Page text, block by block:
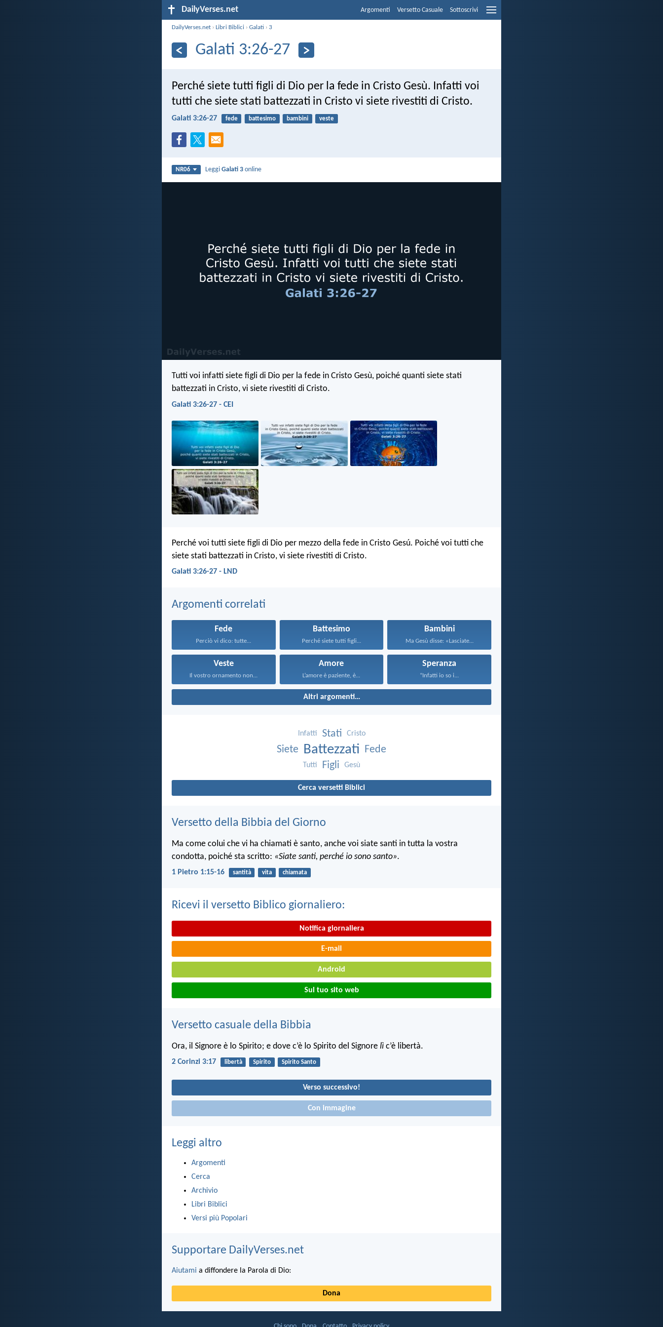
DailyVerses.net Argomenti Versetto Casuale Sottoscrivi
DailyVerses.net ›Libri Biblici ›Galati ›3
Galati 3:26-27
Perché siete tutti figli di Dio per la fede in Cristo Gesù. Infatti voi
tutti che siete stati battezzati in Cristo vi siete rivestiti di Cristo.
Galati 3:26-27 fede battesimo bambini veste
NR06 LeggiGalati 3 online
Tutti voi infatti siete figli di Dio per la fede in Cristo Gesù, poiché quanti siete stati
battezzati in Cristo, vi siete rivestiti di Cristo.
Galati 3:26-27 - CEI
Perché voi tutti siete figli di Dio per mezzo della fede in Cristo Gesú. Poiché voi tutti che
siete stati battezzati in Cristo, vi siete rivestiti di Cristo.
Galati 3:26-27 - LND
Argomenti correlati
Fede
Perciò vi dico: tutte...
Battesimo
Perché siete tutti figli...
Bambini
Ma Gesù disse: «Lasciate...
Veste
Il vostro ornamento non...
Amore
L’amore è paziente, è...
Speranza
“Infatti io so i...
Altri argomenti…
Infatti Stati Cristo
Siete Battezzati Fede
Tutti Figli Gesù
Cerca versetti Biblici
Versetto della Bibbia del Giorno
Ma come colui che vi ha chiamati è santo, anche voi siate santi in tutta la vostra
condotta, poiché sta scritto: «Siate santi, perché io sono santo».
1 Pietro 1:15-16 santità vita chiamata
Ricevi il versetto Biblico giornaliero:
Notifica giornaliera
E-mail
Android
Sul tuo sito web
Versetto casuale della Bibbia
Ora, il Signore è lo Spirito; e dove c’è lo Spirito del Signore lì c’è libertà.
2 Corinzi 3:17 libertà Spirito Spirito Santo
Verso successivo!
Con immagine
Leggi altro
Argomenti
Cerca
Archivio
Libri Biblici
Versi più Popolari
Supportare DailyVerses.net
Aiutami a diffondere la Parola di Dio:
Dona